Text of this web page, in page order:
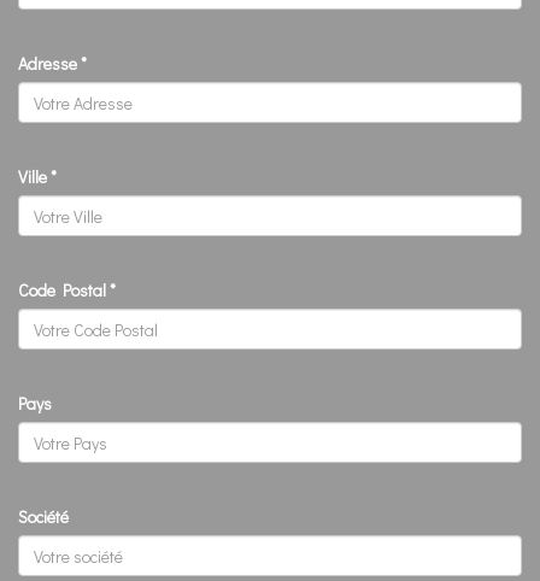
Adresse*
Ville*
Code Postal*
Pays
Société